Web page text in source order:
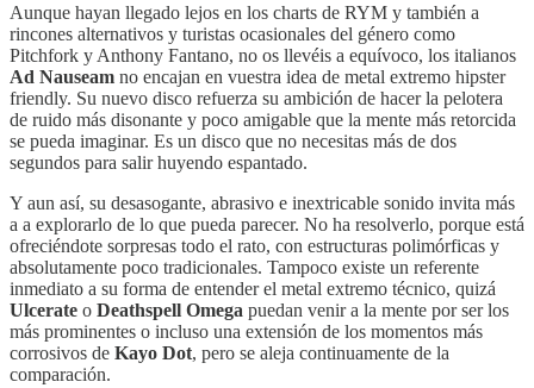
Aunque hayan llegado lejos en los charts de RYM y también a
rincones alternativos y turistas ocasionales del género como
Pitchfork y Anthony Fantano, no os llevéis a equívoco, los italianos
Ad Nauseam no encajan en vuestra idea de metal extremo hipster
friendly. Su nuevo disco refuerza su ambición de hacer la pelotera
de ruido más disonante y poco amigable que la mente más retorcida
se pueda imaginar. Es un disco que no necesitas más de dos
segundos para salir huyendo espantado.
Y aun así, su desasogante, abrasivo e inextricable sonido invita más
a a explorarlo de lo que pueda parecer. No ha resolverlo, porque está
ofreciéndote sorpresas todo el rato, con estructuras polimórficas y
absolutamente poco tradicionales. Tampoco existe un referente
inmediato a su forma de entender el metal extremo técnico, quizá
Ulcerate o Deathspell Omega puedan venir a la mente por ser los
más prominentes o incluso una extensión de los momentos más
corrosivos de Kayo Dot, pero se aleja continuamente de la
comparación.